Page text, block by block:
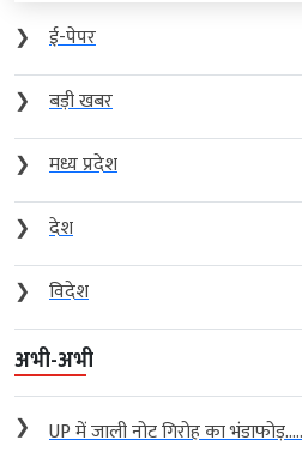
❯
ई-पेपर
❯
बड़ी खबर
❯
मध्य प्रदेश
❯
देश
❯
विदेश
अभी-अभी
❯ UP में जाली नोट गिरोह का